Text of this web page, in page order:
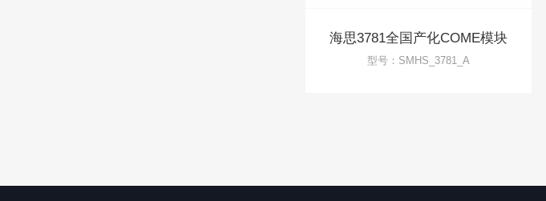
海思3781全国产化COME模块
型号：SMHS_3781_A